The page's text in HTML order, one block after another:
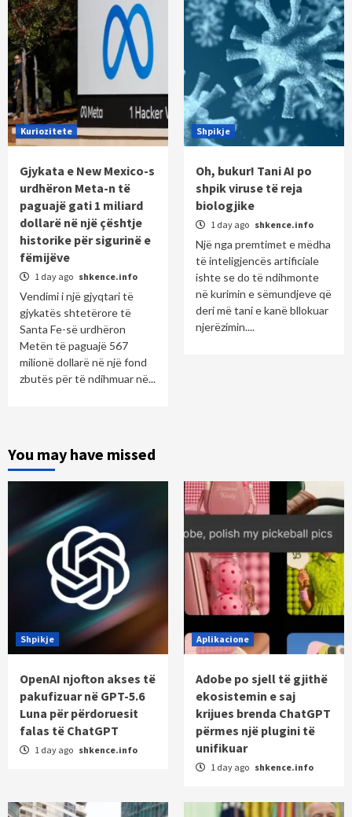
Kuriozitete
Gjykata e New Mexico-s
urdhëron Meta-n të
paguajë gati 1 miliard
dollarë në një çështje
historike për sigurinë e
fëmijëve
1 day ago shkence.info
Vendimi i një gjyqtari të
gjykatës shtetërore të
Santa Fe-së urdhëron
Metën të paguajë 567
milionë dollarë në një fond
zbutës për të ndihmuar në...
Shpikje
Oh, bukur! Tani AI po
shpik viruse të reja
biologjike
1 day ago shkence.info
Një nga premtimet e mëdha
të inteligjencës artificiale
ishte se do të ndihmonte
në kurimin e sëmundjeve që
deri më tani e kanë bllokuar
njerëzimin....
You may have missed
Shpikje
OpenAI njofton akses të
pakufizuar në GPT-5.6
Luna për përdoruesit
falas të ChatGPT
1 day ago shkence.info
Aplikacione
Adobe po sjell të gjithë
ekosistemin e saj
krijues brenda ChatGPT
përmes një plugini të
unifikuar
1 day ago shkence.info